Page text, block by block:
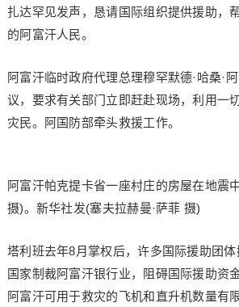
扎达罕见发声，恳请国际组织提供援助，
的阿富汗人民。
阿富汗临时政府代理总理穆罕默德·哈桑·
议，要求有关部门立即赶赴现场，利用一
灾民。阿国防部牵头救援工作。
阿富汗帕克提卡省一座村庄的房屋在地震
摄)。新华社发(塞夫拉赫曼·萨菲 摄)
塔利班去年8月掌权后，许多国际援助团
国家制裁阿富汗银行业，阻碍国际援助资
阿富汗可用于救灾的飞机和直升机数量有限